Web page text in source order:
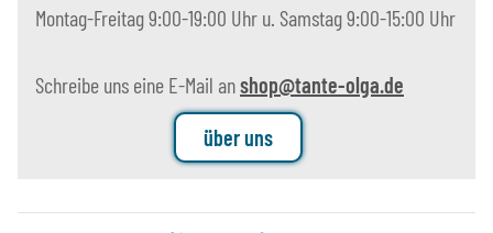
Montag-Freitag 9:00-19:00 Uhr u. Samstag 9:00-15:00 Uhr
Schreibe uns eine E-Mail anshop@tante-olga.de
über uns